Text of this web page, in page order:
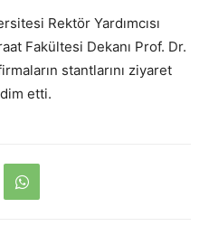
Rektör Yardımcısı
Fakültesi Dekanı Prof. Dr.
stantlarını ziyaret
etti.